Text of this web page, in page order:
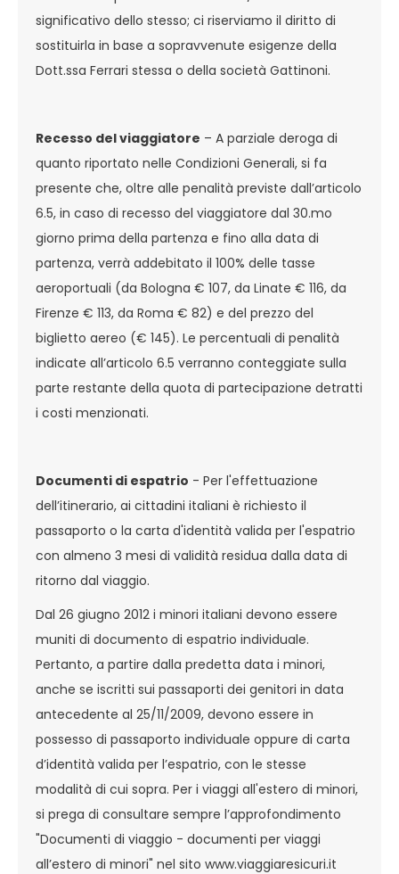
significativo dello stesso; ci riserviamo il diritto di
sostituirla in base a sopravvenute esigenze della
Dott.ssa Ferrari stessa o della società Gattinoni.
Recesso del viaggiatore – A parziale deroga di
quanto riportato nelle Condizioni Generali, si fa
presente che, oltre alle penalità previste dall’articolo
6.5, in caso di recesso del viaggiatore dal 30.mo
giorno prima della partenza e fino alla data di
partenza, verrà addebitato il 100% delle tasse
aeroportuali (da Bologna € 107, da Linate € 116, da
Firenze € 113, da Roma € 82) e del prezzo del
biglietto aereo (€ 145). Le percentuali di penalità
indicate all’articolo 6.5 verranno conteggiate sulla
parte restante della quota di partecipazione detratti
i costi menzionati.
Documenti di espatrio - Per l'effettuazione
dell’itinerario, ai cittadini italiani è richiesto il
passaporto o la carta d'identità valida per l'espatrio
con almeno 3 mesi di validità residua dalla data di
ritorno dal viaggio.
Dal 26 giugno 2012 i minori italiani devono essere
muniti di documento di espatrio individuale.
Pertanto, a partire dalla predetta data i minori,
anche se iscritti sui passaporti dei genitori in data
antecedente al 25/11/2009, devono essere in
possesso di passaporto individuale oppure di carta
d’identità valida per l’espatrio, con le stesse
modalità di cui sopra. Per i viaggi all'estero di minori,
si prega di consultare sempre l’approfondimento
"Documenti di viaggio - documenti per viaggi
all’estero di minori" nel sito www.viaggiaresicuri.it